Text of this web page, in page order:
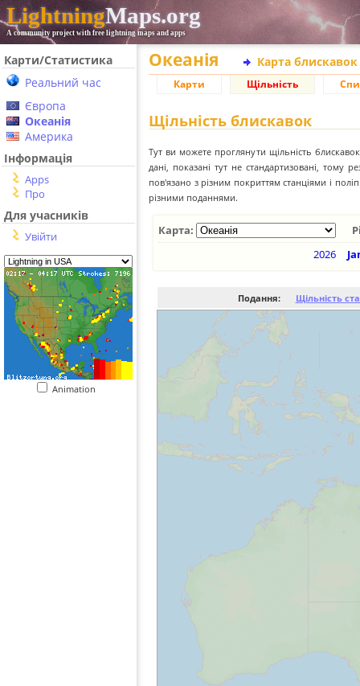
LightningMaps.org
A community project with free lightning maps and apps
Карти/Статистика
Реальний час
Європа
Океанія
Америка
Інформація
Apps
Про
Для учасників
Увійти
Animation
Океанія Карта
Карти Щільність
Щільність блискавок
Тут ви можете проглянути щільність
дані, показані тут не стандартизовані, тому
пов'язано з різним покриттям станціями і
різними поданнями.
Карта:
2026
Подання: Щільність